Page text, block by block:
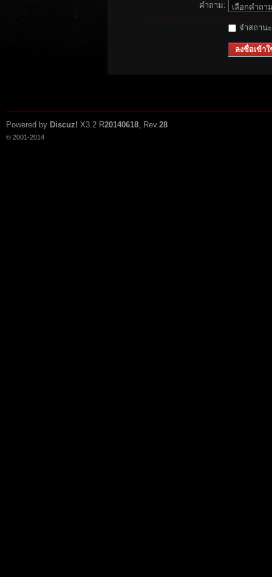
คำถาม:
จำสถาน
ลงชื่อเข้าใ
Powered by Discuz! X3.2 R20140618, Rev.28
© 2001-2014